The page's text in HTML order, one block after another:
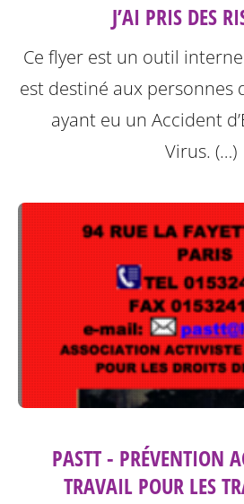
J’AI PRIS DES
Ce flyer est un outil interne
est destiné aux personnes
ayant eu un Accident
Virus. (…)
PASTT - PRÉVENTION
TRAVAIL POUR LES